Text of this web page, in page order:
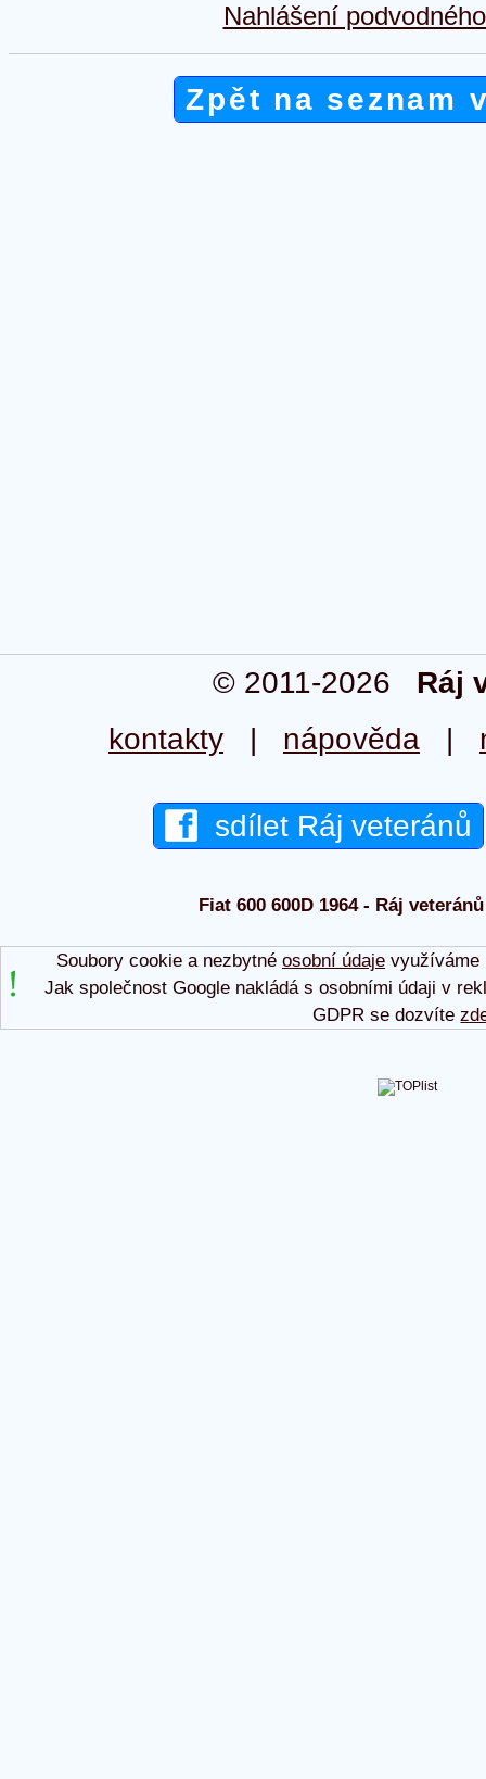
Nahlášení
Zpět na seznam
© 2011-2026 Ráj
kontakty | nápověda |
sdílet Ráj veteránů
Fiat 600 600D 1964 - Ráj
Soubory cookie a nezbytné osobní údajevyužíváme
Jak společnost Google nakládá s osobními údaji v
GDPR se dozvíte